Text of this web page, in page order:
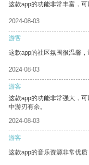
这款app的功能非常丰富，可
2024-08-03
游客
这款app的社区氛围很温馨，
2024-08-03
游客
这款app的功能非常强大，
中游刃有余。
2024-08-03
游客
这款app的音乐资源非常优质